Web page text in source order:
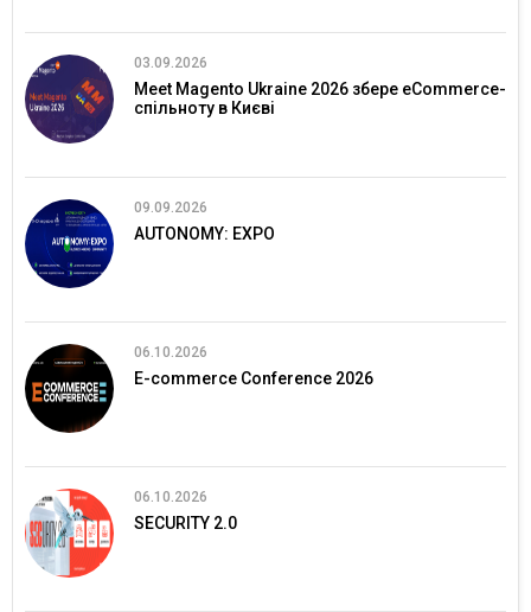
03.09.2026
Meet Magento Ukraine 2026 збере eCommerce-
спільноту в Києві
09.09.2026
AUTONOMY: EXPO
06.10.2026
E-commerce Conference 2026
06.10.2026
SECURITY 2.0